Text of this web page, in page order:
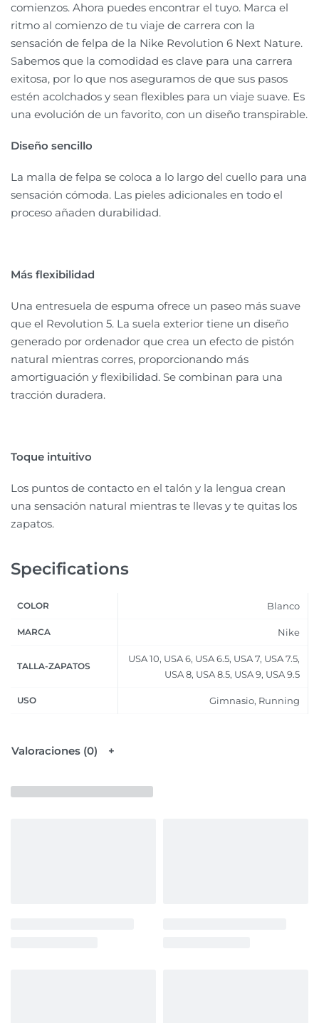
comienzos. Ahora puedes encontrar el tuyo. Marca el
ritmo al comienzo de tu viaje de carrera con la
sensación de felpa de la Nike Revolution 6 Next Nature.
Sabemos que la comodidad es clave para una carrera
exitosa, por lo que nos aseguramos de que sus pasos
estén acolchados y sean flexibles para un viaje suave. Es
una evolución de un favorito, con un diseño transpirable.
Diseño sencillo
La malla de felpa se coloca a lo largo del cuello para una
sensación cómoda. Las pieles adicionales en todo el
proceso añaden durabilidad.
Más flexibilidad
Una entresuela de espuma ofrece un paseo más suave
que el Revolution 5. La suela exterior tiene un diseño
generado por ordenador que crea un efecto de pistón
natural mientras corres, proporcionando más
amortiguación y flexibilidad. Se combinan para una
tracción duradera.
Toque intuitivo
Los puntos de contacto en el talón y la lengua crean
una sensación natural mientras te llevas y te quitas los
zapatos.
Specifications
COLOR Blanco
MARCA Nike
TALLA-ZAPATOS
USA 10, USA 6, USA 6.5, USA 7, USA 7.5,
USA 8, USA 8.5, USA 9, USA 9.5
USO Gimnasio, Running
Valoraciones (0)